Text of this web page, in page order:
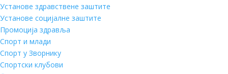
Установе здравствене заштите
Установе социјалне заштите
Промоција здравља
Спорт и млади
Спорт у Зворнику
Спортски клубови